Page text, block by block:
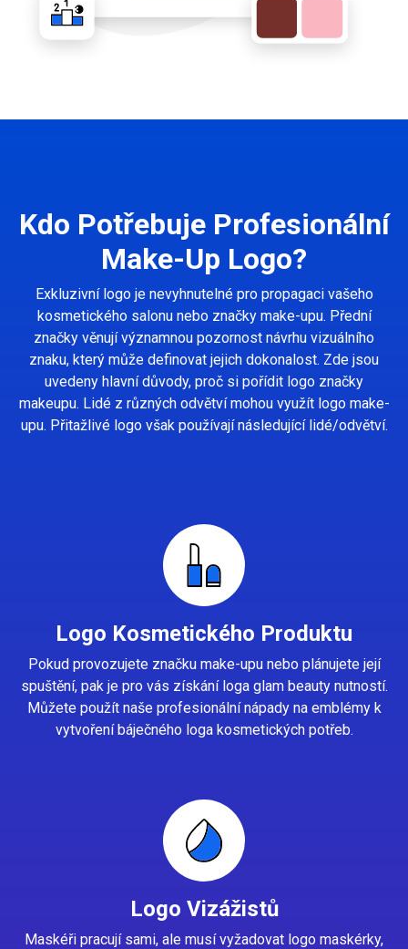
Kdo Potřebuje Profesionální
Make-Up Logo?
Exkluzivní logo je nevyhnutelné pro propagaci vašeho
kosmetického salonu nebo značky make-upu. Přední
značky věnují významnou pozornost návrhu vizuálního
znaku, který může definovat jejich dokonalost. Zde jsou
uvedeny hlavní důvody, proč si pořídit logo značky
makeupu. Lidé z různých odvětví mohou využít logo make-
upu. Přitažlivé logo však používají následující lidé/odvětví.
Logo Kosmetického Produktu
Pokud provozujete značku make-upu nebo plánujete její
spuštění, pak je pro vás získání loga glam beauty nutností.
Můžete použít naše profesionální nápady na emblémy k
vytvoření báječného loga kosmetických potřeb.
Logo Vizážistů
Maskéři pracují sami, ale musí vyžadovat logo maskérky,